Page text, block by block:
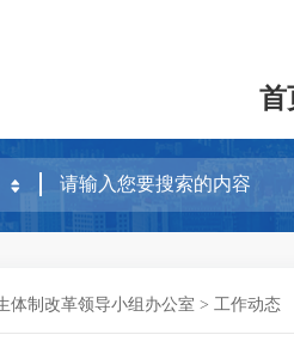
首
体制改革领导小组办公室 > 工作动态